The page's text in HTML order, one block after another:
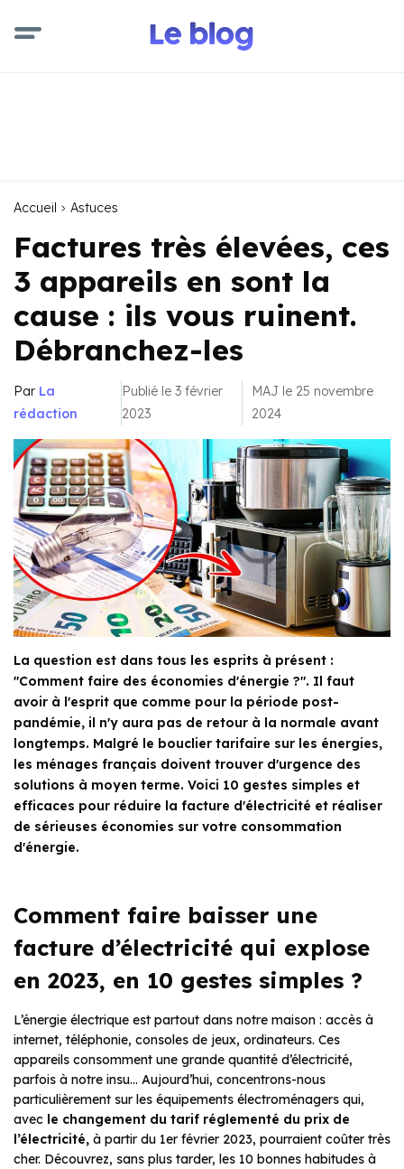
Accueil Astuces
Factures très élevées, ces
3 appareils en sont la
cause : ils vous ruinent.
Débranchez-les
Par La
rédaction
Publié le 3 février
2023
MAJ le 25 novembre
2024
La question est dans tous les esprits à présent :
"Comment faire des économies d'énergie ?". Il faut
avoir à l'esprit que comme pour la période post-
pandémie, il n'y aura pas de retour à la normale avant
longtemps. Malgré le bouclier tarifaire sur les énergies,
les ménages français doivent trouver d'urgence des
solutions à moyen terme. Voici 10 gestes simples et
efficaces pour réduire la facture d'électricité et réaliser
de sérieuses économies sur votre consommation
d'énergie.
Comment faire baisser une
facture d’électricité qui explose
en 2023, en 10 gestes simples ?
L’énergie électrique est partout dans notre maison : accès à
internet, téléphonie, consoles de jeux, ordinateurs. Ces
appareils consomment une grande quantité d’électricité,
parfois à notre insu… Aujourd’hui, concentrons-nous
particulièrement sur les équipements électroménagers qui,
avec le changement du tarif réglementé du prix de
l’électricité, à partir du 1er février 2023, pourraient coûter très
cher. Découvrez, sans plus tarder, les 10 bonnes habitudes à